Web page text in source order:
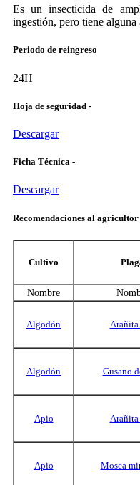
Es un insecticida de
ingestión, pero tiene
Periodo de reingreso
24H
Hoja de seguridad -
Descargar
Ficha Técnica -
Descargar
Recomendaciones al agricultor
Cultivo
Nombre
Algodón
Algodón Gusano
Apio
Apio Mosca